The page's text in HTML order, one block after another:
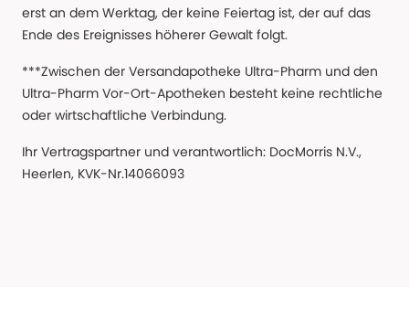
erst an dem Werktag, der keine Feiertag ist, der auf das
Ende des Ereignisses höherer Gewalt folgt.
***Zwischen der Versandapotheke Ultra-Pharm und den
Ultra-Pharm Vor-Ort-Apotheken besteht keine rechtliche
oder wirtschaftliche Verbindung.
Ihr Vertragspartner und verantwortlich: DocMorris N.V.,
Heerlen, KVK-Nr.14066093